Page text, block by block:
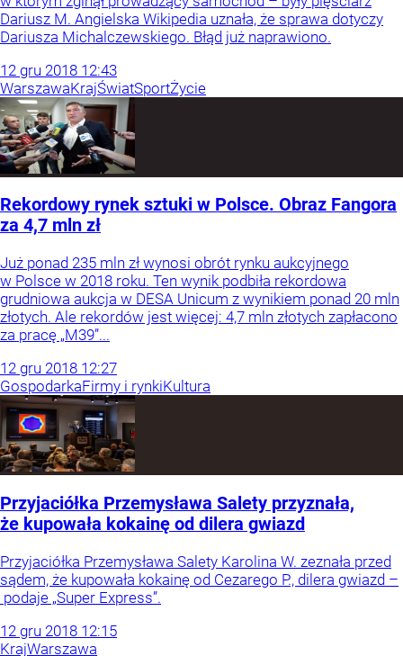
Dariusz M. Angielska Wikipedia uznała, że sprawa dotyczy
Dariusza Michalczewskiego. Błąd już naprawiono.
12 gru 2018 12:43
WarszawaKrajŚwiatSportŻycie
Rekordowy rynek sztuki w Polsce. Obraz Fangora
za 4,7 mln zł
Już ponad 235 mln zł wynosi obrót rynku aukcyjnego
w Polsce w 2018 roku. Ten wynik podbiła rekordowa
grudniowa aukcja w DESA Unicum z wynikiem ponad 20 mln
złotych. Ale rekordów jest więcej: 4,7 mln złotych zapłacono
za pracę „M39”...
12 gru 2018 12:27
GospodarkaFirmy i rynkiKultura
Przyjaciółka Przemysława Salety przyznała,
że kupowała kokainę od dilera gwiazd
Przyjaciółka Przemysława Salety Karolina W. zeznała przed
sądem, że kupowała kokainę od Cezarego P., dilera gwiazd –
podaje „Super Express”.
12 gru 2018 12:15
KrajWarszawa